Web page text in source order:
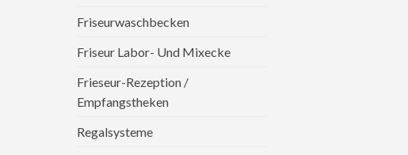
Friseurwaschbecken
Friseur Labor- Und Mixecke
Frieseur-Rezeption /
Empfangstheken
Regalsysteme